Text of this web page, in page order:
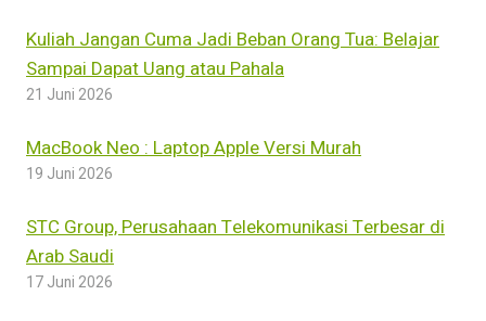
Kuliah Jangan Cuma Jadi Beban Orang Tua: Belajar
Sampai Dapat Uang atau Pahala
21 Juni 2026
MacBook Neo : Laptop Apple Versi Murah
19 Juni 2026
STC Group, Perusahaan Telekomunikasi Terbesar di
Arab Saudi
17 Juni 2026